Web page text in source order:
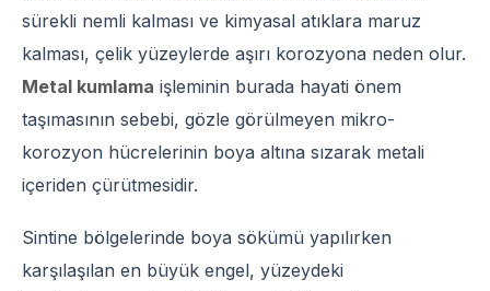
sürekli nemli kalması ve kimyasal atıklara maruz
kalması, çelik yüzeylerde aşırı korozyona neden olur.
Metal kumlama işleminin burada hayati önem
taşımasının sebebi, gözle görülmeyen mikro-
korozyon hücrelerinin boya altına sızarak metali
içeriden çürütmesidir.
Sintine bölgelerinde boya sökümü yapılırken
karşılaşılan en büyük engel, yüzeydeki